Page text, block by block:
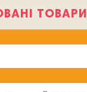
ТОВАРИ